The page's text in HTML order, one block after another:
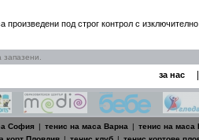
произведени под строг контрол с
за нас |
София | тенис на маса Варна | тенис на маса